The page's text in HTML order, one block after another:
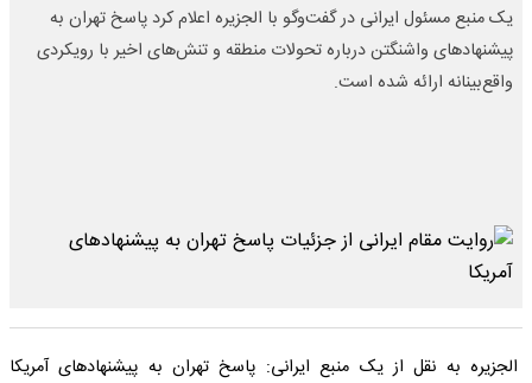
یک منبع مسئول ایرانی در گفت‌وگو با الجزیره اعلام کرد پاسخ تهران به
پیشنهادهای واشنگتن درباره تحولات منطقه و تنش‌های اخیر با رویکردی
واقع‌بینانه ارائه شده است.
الجزیره به نقل از یک منبع ایرانی: پاسخ تهران به پیشنهادهای آمریکا